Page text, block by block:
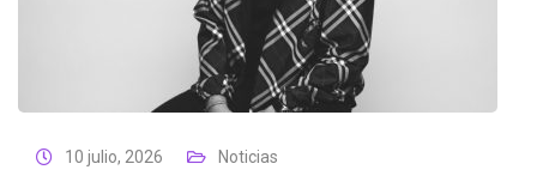
10 julio, 2026 Noticias